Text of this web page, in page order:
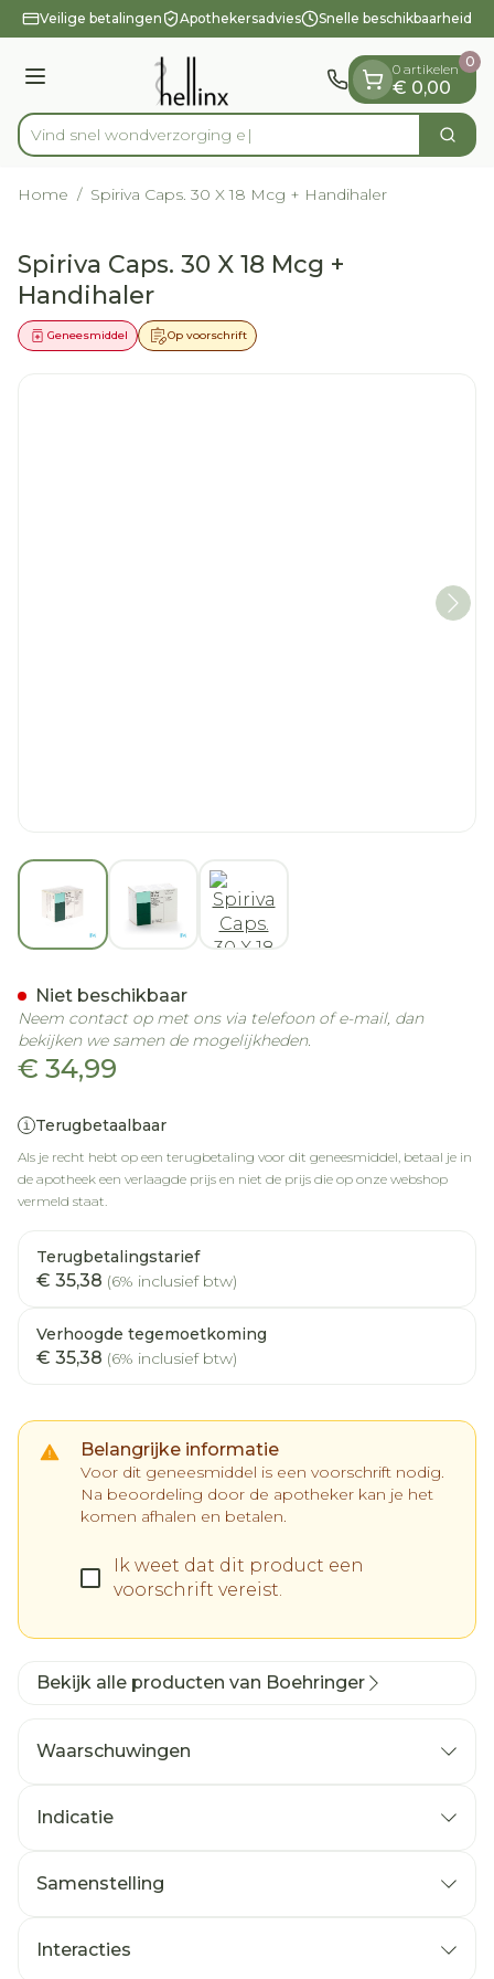
Ga naar de inhoud
1 van 1
Veilige betalingen Apothekersadvies Snelle beschikbaarheid
Menu
Product, merk, categorie...
Vind snel wondver Zoek
0 artikelen
€ 0,00
0
Home / Spiriva Caps. 30 X 18 Mcg + Handihaler
Spiriva Caps. 30 X 18 Mcg +
Handihaler
Op voorschrift
Geneesmiddel
View larger imageView larger image
€ 34,99
Terugbetaalbaar
Als je recht hebt op een terugbetaling voor dit geneesmiddel, betaal je in
de apotheek een verlaagde prijs en niet de prijs die op onze webshop
vermeld staat.
Terugbetalingstarief
€ 35,38 (6% inclusief btw)
Verhoogde tegemoetkoming
€ 35,38 (6% inclusief btw)
Belangrijke informatie
Voor dit geneesmiddel is een voorschrift nodig.
Na beoordeling door de apotheker kan je het
komen afhalen en betalen.
Ik weet dat dit product een
voorschrift vereist.
Niet beschikbaar
Neem contact op met ons via telefoon of e-mail, dan
bekijken we samen de mogelijkheden.
Bekijk alle producten van Boehringer
Waarschuwingen
Neem contact op met uw arts als u last heeft
hoek�glaucoom), prostaat-problemen of als
Als u een nieraandoening heeft, raadpleeg
Indicatie
Samenstelling
Interacties